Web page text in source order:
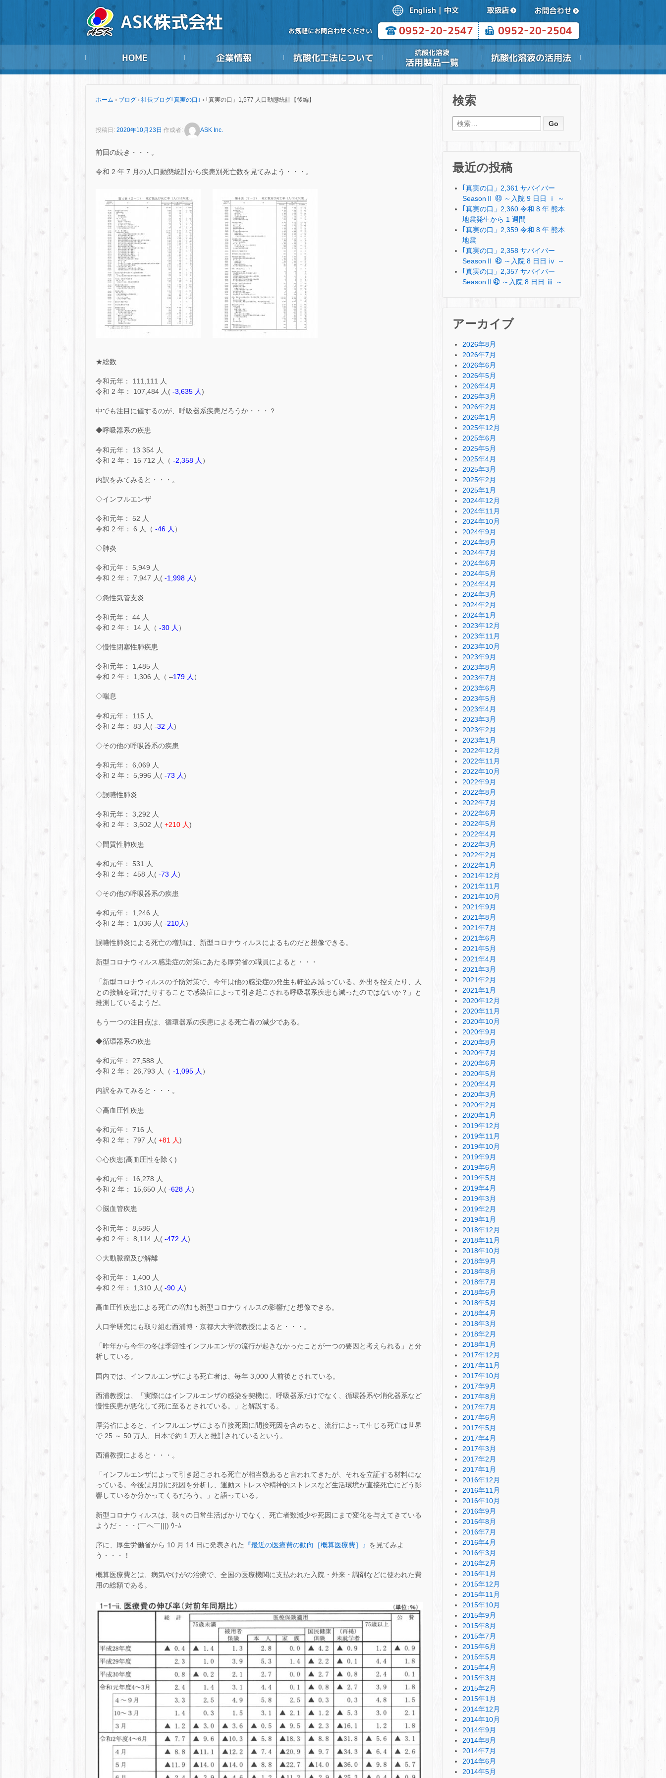
ホーム › ブログ › 社長ブログ｢真実の口｣ › ｢真実の口」1,577 人口動態統計【後編】
投稿日: 2020年10月23日 作成者: ASK Inc.
前回の続き・・・。
令和 2 年 7 月の人口動態統計から疾患別死亡数を見てみよう・・・。
★総数
令和元年： 111,111 人
令和 2 年： 107,484 人( -3,635 人)
中でも注目に値するのが、呼吸器系疾患だろうか・・・？
◆呼吸器系の疾患
令和元年： 13 354 人
令和 2 年： 15 712 人（ -2,358 人 ）
内訳をみてみると・・・。
◇インフルエンザ
令和元年： 52 人
令和 2 年： 6 人（ -46 人 ）
◇肺炎
令和元年： 5,949 人
令和 2 年： 7,947 人( -1,998 人)
◇急性気管支炎
令和元年： 44 人
令和 2 年： 14 人（ -30 人 ）
◇慢性閉塞性肺疾患
令和元年： 1,485 人
令和 2 年： 1,306 人（ –179 人 ）
◇喘息
令和元年： 115 人
令和 2 年： 83 人( -32 人)
◇その他の呼吸器系の疾患
令和元年： 6,069 人
令和 2 年： 5,996 人( -73 人)
◇誤嚥性肺炎
令和元年： 3,292 人
令和 2 年： 3,502 人( +210 人)
◇間質性肺疾患
令和元年： 531 人
令和 2 年： 458 人( -73 人)
◇その他の呼吸器系の疾患
令和元年： 1,246 人
令和 2 年： 1,036 人( -210人)
誤嚥性肺炎による死亡の増加は、新型コロナウィルスによるものだと想像できる。
新型コロナウィルス感染症の対策にあたる厚労省の職員によると・・・
「新型コロナウィルスの予防対策で、今年は他の感染症の発生も軒並み減っている。外出を控えたり、人
との接触を避けたりすることで感染症によって引き起こされる呼吸器系疾患も減ったのではないか？」と
推測しているようだ。
もう一つの注目点は、循環器系の疾患による死亡者の減少である。
◆循環器系の疾患
令和元年： 27,588 人
令和 2 年： 26,793 人（ -1,095 人 ）
内訳をみてみると・・・。
◇高血圧性疾患
令和元年： 716 人
令和 2 年： 797 人( +81 人)
◇心疾患(高血圧性を除く)
令和元年： 16,278 人
令和 2 年： 15,650 人( -628 人)
◇脳血管疾患
令和元年： 8,586 人
令和 2 年： 8,114 人( -472 人)
◇大動脈瘤及び解離
令和元年： 1,400 人
令和 2 年： 1,310 人( -90 人)
高血圧性疾患による死亡の増加も新型コロナウィルスの影響だと想像できる。
人口学研究にも取り組む西浦博・京都大大学院教授によると・・・。
「昨年から今年の冬は季節性インフルエンザの流行が起きなかったことが一つの要因と考えられる」と分
析している。
国内では、インフルエンザによる死亡者は、毎年 3,000 人前後とされている。
西浦教授は、「実際にはインフルエンザの感染を契機に、呼吸器系だけでなく、循環器系や消化器系など
慢性疾患が悪化して死に至るとされている。」と解説する。
厚労省によると、インフルエンザによる直接死因に間接死因を含めると、流行によって生じる死亡は世界
で 25 ～ 50 万人、日本で約 1 万人と推計されているという。
西浦教授によると・・・。
「インフルエンザによって引き起こされる死亡が相当数あると言われてきたが、それを立証する材料にな
っている。今後は月別に死因を分析し、運動ストレスや精神的ストレスなど生活環境が直接死亡にどう影
響しているか分かってくるだろう。」と語っている。
新型コロナウィルスは、我々の日常生活ばかりでなく、死亡者数減少や死因にまで変化を与えてきている
ようだ・・・(￣へ￣|||) ｳｰﾑ
序に、厚生労働省から 10 月 14 日に発表された 『最近の医療費の動向［概算医療費］』 を見てみよ
う・・・！
概算医療費とは、病気やけがの治療で、全国の医療機関に支払われた入院・外来・調剤などに使われた費
用の総額である。
検索
検索:
最近の投稿
｢真実の口」2,361 サバイバー
SeasonⅡ ㊹ ～入院 9 日日 ⅰ ～
｢真実の口」2,360 令和 8 年 熊本
地震発生から 1 週間
｢真実の口」2,359 令和 8 年 熊本
地震
｢真実の口」2,358 サバイバー
SeasonⅡ ㊸ ～入院 8 日日 ⅳ ～
｢真実の口」2,357 サバイバー
SeasonⅡ㊷ ～入院 8 日日 ⅲ ～
アーカイブ
2026年8月
2026年7月
2026年6月
2026年5月
2026年4月
2026年3月
2026年2月
2026年1月
2025年12月
2025年6月
2025年5月
2025年4月
2025年3月
2025年2月
2025年1月
2024年12月
2024年11月
2024年10月
2024年9月
2024年8月
2024年7月
2024年6月
2024年5月
2024年4月
2024年3月
2024年2月
2024年1月
2023年12月
2023年11月
2023年10月
2023年9月
2023年8月
2023年7月
2023年6月
2023年5月
2023年4月
2023年3月
2023年2月
2023年1月
2022年12月
2022年11月
2022年10月
2022年9月
2022年8月
2022年7月
2022年6月
2022年5月
2022年4月
2022年3月
2022年2月
2022年1月
2021年12月
2021年11月
2021年10月
2021年9月
2021年8月
2021年7月
2021年6月
2021年5月
2021年4月
2021年3月
2021年2月
2021年1月
2020年12月
2020年11月
2020年10月
2020年9月
2020年8月
2020年7月
2020年6月
2020年5月
2020年4月
2020年3月
2020年2月
2020年1月
2019年12月
2019年11月
2019年10月
2019年9月
2019年6月
2019年5月
2019年4月
2019年3月
2019年2月
2019年1月
2018年12月
2018年11月
2018年10月
2018年9月
2018年8月
2018年7月
2018年6月
2018年5月
2018年4月
2018年3月
2018年2月
2018年1月
2017年12月
2017年11月
2017年10月
2017年9月
2017年8月
2017年7月
2017年6月
2017年5月
2017年4月
2017年3月
2017年2月
2017年1月
2016年12月
2016年11月
2016年10月
2016年9月
2016年8月
2016年7月
2016年4月
2016年3月
2016年2月
2016年1月
2015年12月
2015年11月
2015年10月
2015年9月
2015年8月
2015年7月
2015年6月
2015年5月
2015年4月
2015年3月
2015年2月
2015年1月
2014年12月
2014年10月
2014年9月
2014年8月
2014年7月
2014年6月
2014年5月